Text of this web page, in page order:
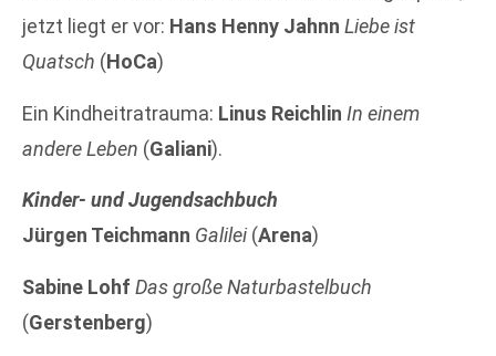
jetzt liegt er vor: Hans Henny Jahnn Liebe ist
Quatsch (HoCa)
Ein Kindheitratrauma: Linus Reichlin In einem
andere Leben (Galiani).
Kinder- und Jugendsachbuch
Jürgen Teichmann Galilei(Arena)
Sabine Lohf Das große Naturbastelbuch
(Gerstenberg)